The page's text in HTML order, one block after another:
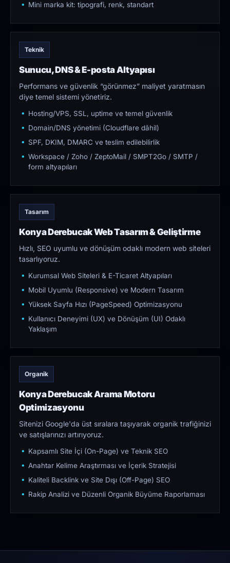
Mini marka kit: tipografi, renk, standart
Teknik
Sunucu, DNS & E-posta Altyapısı
Performans ve güvenlik “görünmez” maliyet yaratmasın
diye temel sistemi yönetiriz.
Hosting/VPS, SSL, uptime ve temel güvenlik
Domain/DNS yönetimi (Cloudflare dâhil)
SPF, DKIM, DMARC ve teslim edilebilirlik
Workspace / Zoho / ZeptoMail / SMPT2Go / SMTP /
form altyapıları
Tasarım
Konya Derebucak Web Tasarım & Geliştirme
Hızlı, SEO uyumlu ve dönüşüm odaklı modern web siteleri
tasarlıyoruz.
Kurumsal Web Siteleri & E-Ticaret Altyapıları
Mobil Uyumlu (Responsive) ve Modern Tasarım
Yüksek Sayfa Hızı (PageSpeed) Optimizasyonu
Kullanıcı Deneyimi (UX) ve Dönüşüm (UI) Odaklı
Yaklaşım
Organik
Konya Derebucak Arama Motoru
Optimizasyonu
Sitenizi Google'da üst sıralara taşıyarak organik trafiğinizi
ve satışlarınızı artırıyoruz.
Kapsamlı Site İçi (On-Page) ve Teknik SEO
Anahtar Kelime Araştırması ve İçerik Stratejisi
Kaliteli Backlink ve Site Dışı (Off-Page) SEO
Rakip Analizi ve Düzenli Organik Büyüme Raporlaması